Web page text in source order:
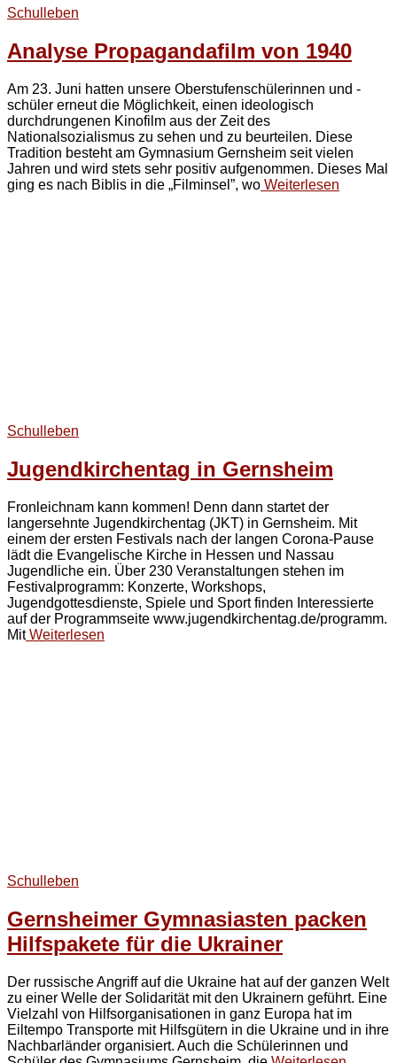
Schulleben
Analyse Propagandafilm von 1940
Am 23. Juni hatten unsere Oberstufenschülerinnen und -
schüler erneut die Möglichkeit, einen ideologisch
durchdrungenen Kinofilm aus der Zeit des
Nationalsozialismus zu sehen und zu beurteilen. Diese
Tradition besteht am Gymnasium Gernsheim seit vielen
Jahren und wird stets sehr positiv aufgenommen. Dieses Mal
ging es nach Biblis in die „Filminsel”, wo Weiterlesen
Schulleben
Jugendkirchentag in Gernsheim
Fronleichnam kann kommen! Denn dann startet der
langersehnte Jugendkirchentag (JKT) in Gernsheim. Mit
einem der ersten Festivals nach der langen Corona-Pause
lädt die Evangelische Kirche in Hessen und Nassau
Jugendliche ein. Über 230 Veranstaltungen stehen im
Festivalprogramm: Konzerte, Workshops,
Jugendgottesdienste, Spiele und Sport finden Interessierte
auf der Programmseite www.jugendkirchentag.de/programm.
MitWeiterlesen
Schulleben
Gernsheimer Gymnasiasten packen
Hilfspakete für die Ukrainer
Der russische Angriff auf die Ukraine hat auf der ganzen Welt
zu einer Welle der Solidarität mit den Ukrainern geführt. Eine
Vielzahl von Hilfsorganisationen in ganz Europa hat im
Eiltempo Transporte mit Hilfsgütern in die Ukraine und in ihre
Nachbarländer organisiert. Auch die Schülerinnen und